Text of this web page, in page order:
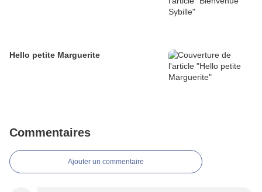
Hello petite Marguerite
Commentaires
Ajouter un commentaire